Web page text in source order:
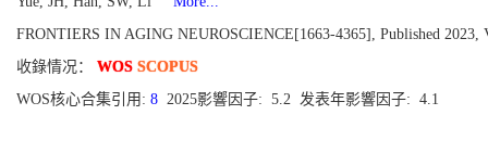
FRONTIERS IN AGING NEUROSCIENCE[1663-4365], Published 2023,
收錄情况： WOS SCOPUS
WOS核心合集引用: 8 2025影響因子: 5.2 发表年影響因子: 4.1